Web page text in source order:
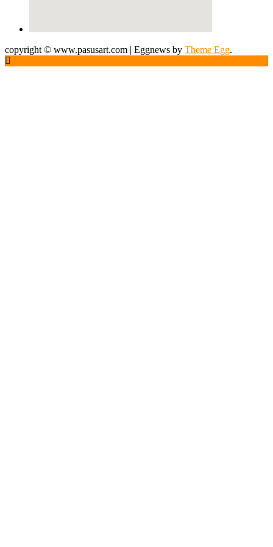
copyright © www.pasusart.com | Eggnews by Theme Egg.